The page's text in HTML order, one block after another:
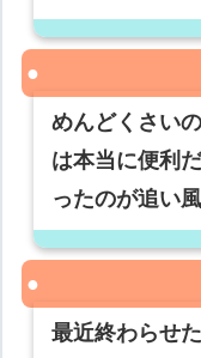
めんどくさい
は本当に便利
ったのが追い
最近終わらせ